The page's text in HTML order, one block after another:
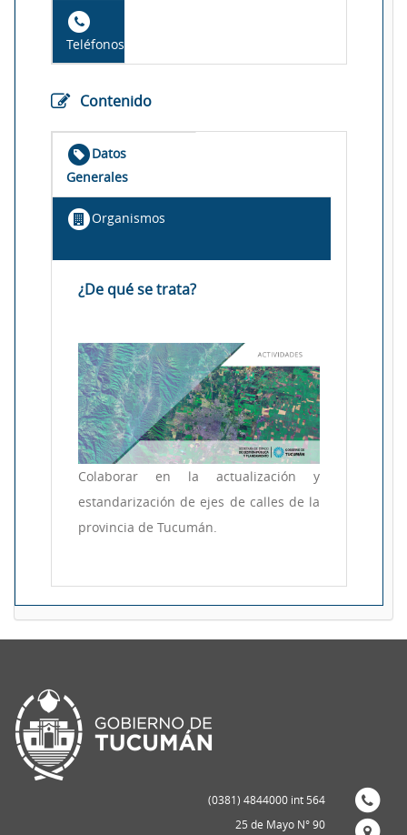
Teléfonos
Contenido
Datos
Generales
Organismos
¿De qué se trata?
Colaborar en la actualización y
estandarización de ejes de calles de la
provincia de Tucumán.
(0381) 4844000 int 564
25 de Mayo N° 90